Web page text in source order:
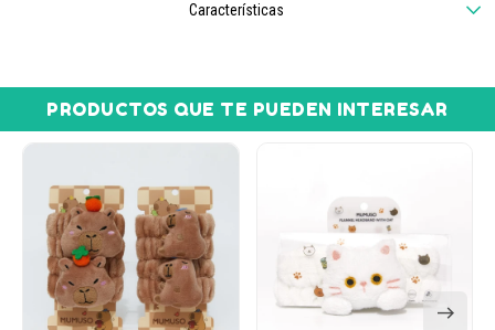
Características
PRODUCTOS QUE TE PUEDEN INTERESAR